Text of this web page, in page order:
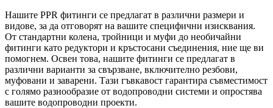
Нашите PPR фитинги се предлагат в различни размери и
видове, за да отговорят на вашите специфични изисквания.
От стандартни колена, тройници и муфи до необичайни
фитинги като редуктори и кръстосани съединения, ние ще ви
помогнем. Освен това, нашите фитинги се предлагат в
различни варианти за свързване, включително резбови,
муфовани и заварени. Тази гъвкавост гарантира съвместимост
с голямо разнообразие от водопроводни системи и опростява
вашите водопроводни проекти.